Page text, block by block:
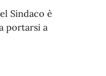
Sindaco è
portarsi a